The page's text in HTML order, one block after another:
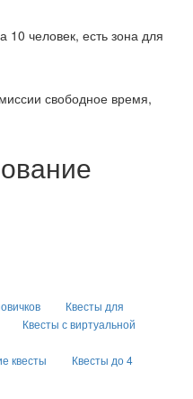
10 человек, есть зона для
свободное время,
Квесты для
Квесты с виртуальной
квесты
Квесты до 4